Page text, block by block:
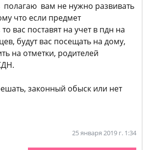
полагаю вам не нужно развивать
что если предмет
вас поставят на учет в пдн на
будут вас посещать на дому,
на отметки, родителей
законный обыск или нет
25 января 2019 г. 1:34